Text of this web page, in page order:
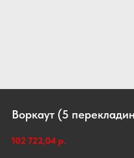
Воркаут (5
102 722,04 р.